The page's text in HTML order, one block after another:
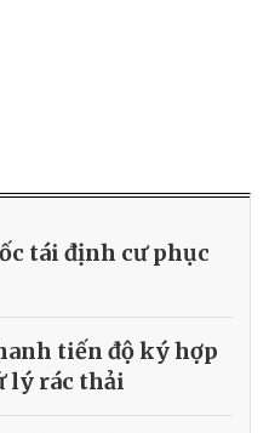
tái định cư phục
tiến độ ký hợp
lý rác thải